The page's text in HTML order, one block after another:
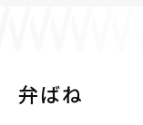
サステナビリティ
弁ばね